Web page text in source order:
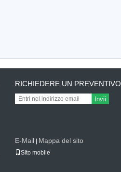
RICHIEDERE UN PREVENTIVO
Invii
E-Mail Mappa del sito
Sito mobile